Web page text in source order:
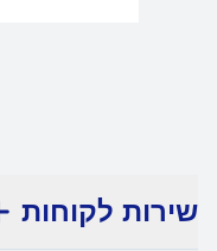
שירות לקוחות